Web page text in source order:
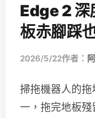
Edge 2 深
板赤腳踩
2026/5/22作者：
掃拖機器人的
一，拖完地板殘